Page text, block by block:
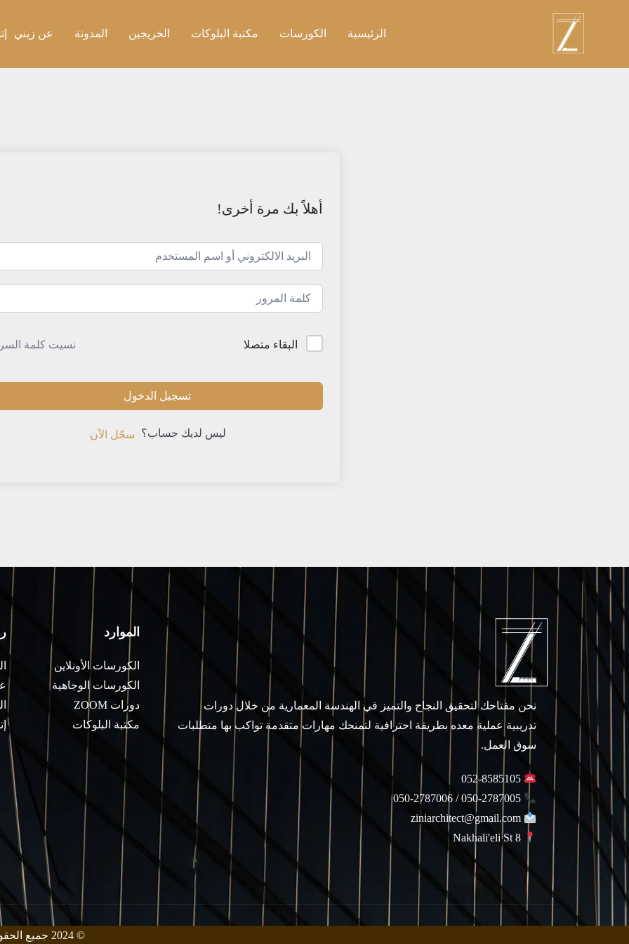
الرئيسية الكورسات مكتبة البلوكات الخريجين المدونة عن زيني
أهلاً بك مرة أخرى!
البقاء متصلا نسيت كلمة
تسجيل الدخول
ليس لديك حساب؟ سجّل الآن
نحن مفتاحك لتحقيق النجاح والتميز في الهندسة المعمارية من خلال دورات
تدريبية عملية معده بطريقة احترافية لتمنحك مهارات متقدمة تواكب بها متطلبات
سوق العمل.
052-8585105
050-2787005 / 050-2787006
ziniarchitect@gmail.com
Nakhali'eli St 8
الموارد
الكورسات الأونلاين
الكورسات الوجاهية
دورات ZOOM
مكتبة البلوكات
© 2024 جميع الحقوق محفوظة من قبل معهد زيني للهندسة المعمارية